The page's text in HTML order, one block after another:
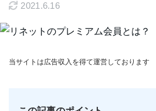
2021.6.16
当サイトは広告収入を得て運営しております